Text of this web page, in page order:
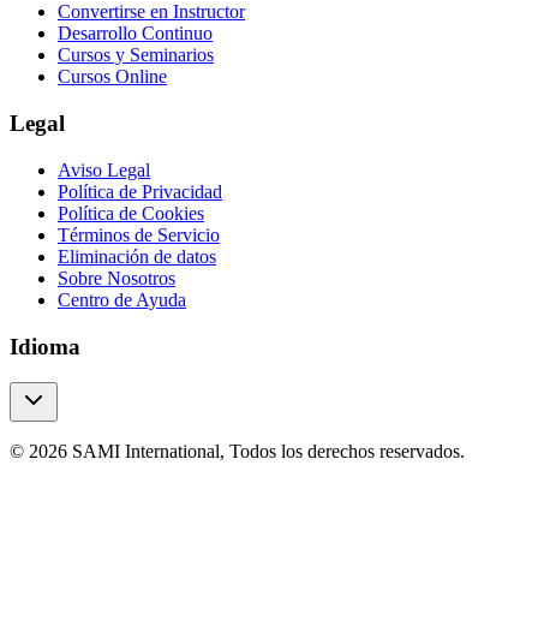
Convertirse en Instructor
Desarrollo Continuo
Cursos y Seminarios
Cursos Online
Legal
Aviso Legal
Política de Privacidad
Política de Cookies
Términos de Servicio
Eliminación de datos
Sobre Nosotros
Centro de Ayuda
Idioma
© 2026 SAMI International, Todos los derechos reservados.